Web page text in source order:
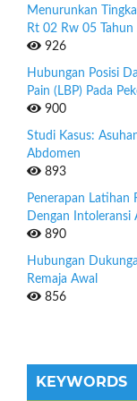
Menurunkan
Rt 02 Rw 05
926
Hubungan Posisi
Pain (LBP) Pada
900
Studi Kasus:
Abdomen
893
Penerapan Latihan
Dengan Intoleransi
890
Hubungan
Remaja Awal
856
KEYWORDS